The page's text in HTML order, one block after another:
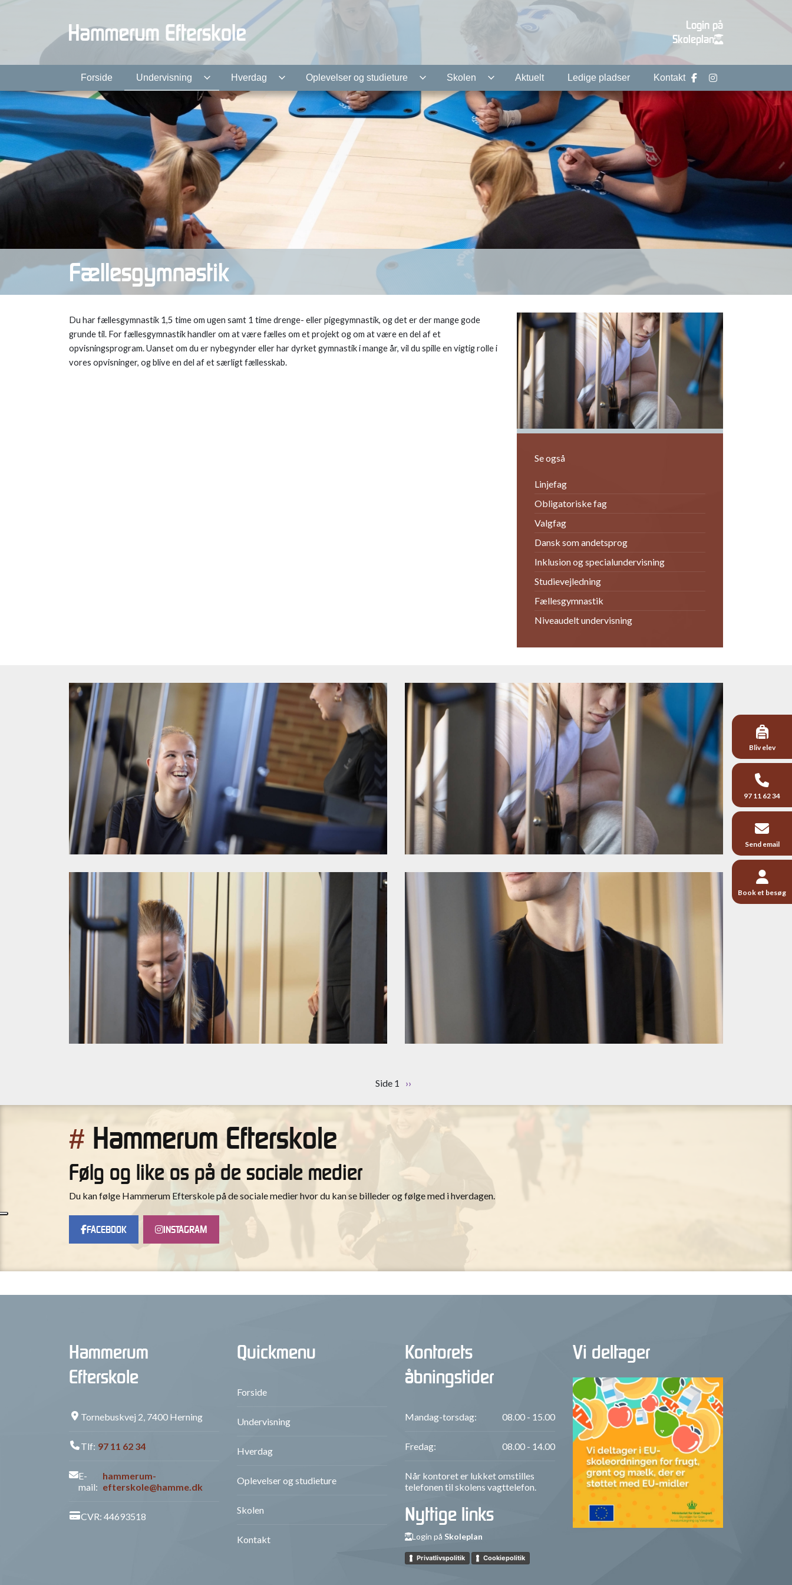
Login på
Skoleplan
Forside Undervisning Hverdag Oplevelser og studieture Skolen Aktuelt Ledige pladser Kontakt
Fællesgymnastik
Du har fællesgymnastik 1,5 time om ugen samt 1 time drenge- eller pigegymnastik, og det er der mange gode
grunde til. For fællesgymnastik handler om at være fælles om et projekt og om at være en del af et
opvisningsprogram. Uanset om du er nybegynder eller har dyrket gymnastik i mange år, vil du spille en vigtig rolle i
vores opvisninger, og blive en del af et særligt fællesskab.
Forrige
Next
Se også
Linjefag
Obligatoriske fag
Valgfag
Dansk som andetsprog
Inklusion og specialundervisning
Studievejledning
Fællesgymnastik
Niveaudelt undervisning
Sideinddeling
Side 1
Næste
››
# Hammerum Efterskole
Følg og like os på de sociale medier
Du kan følge Hammerum Efterskole på de sociale medier hvor du kan se billeder og følge med i hverdagen.
FACEBOOK INSTAGRAM
Hammerum
Efterskole
Tornebuskvej 2, 7400 Herning
Tlf: 97 11 62 34
E-
mail:
hammerum-
efterskole@hamme.dk
CVR: 44693518
Quickmenu
Forside
Undervisning
Hverdag
Oplevelser og studieture
Skolen
Kontakt
Kontorets
åbningstider
Mandag-torsdag: 08.00 - 15.00
Fredag: 08.00 - 14.00
Når kontoret er lukket omstilles
telefonen til skolens vagttelefon.
Nyttige links
Login på Skoleplan
Privatlivspolitik Cookiepolitik
Vi deltager
Bliv elev
97 11 62 34
Send email
Book et besøg